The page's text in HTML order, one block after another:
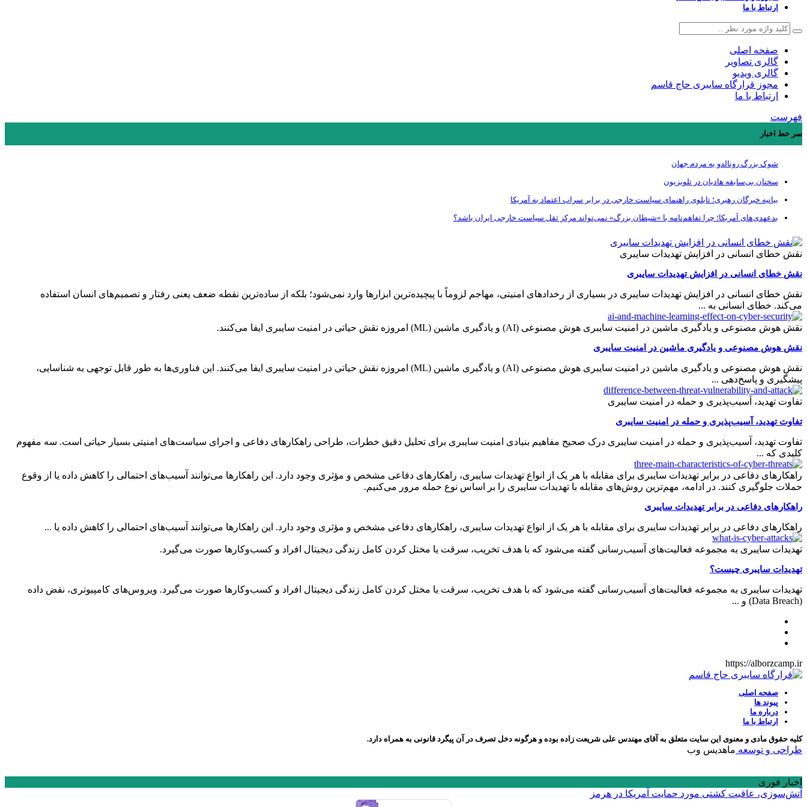
ارتباط با ما
صفحه اصلی
گالری تصاویر
گالری ویدیو
مجوز قرارگاه سایبری حاج قاسم
ارتباط با ما
فهرست
سر خط اخبار
شوک بزرگ رونالدو به مردم جهان
سخنان بی‌سابقه هادیان در تلویزیون
بیانیه خبرگان رهبری؛ تابلوی راهنمای سیاست خارجی در برابر سراب اعتماد به آمریکا
بدعهدی‌های آمریکا؛ چرا تفاهم‌نامه با «شیطان بزرگ» نمی‌تواند مرکز ثقل سیاست خارجی ایران باشد؟
نقش خطای انسانی در افزایش تهدیدات سایبری
نقش خطای انسانی در افزایش تهدیدات سایبری
نقش خطای انسانی در افزایش تهدیدات سایبری در بسیاری از رخدادهای امنیتی، مهاجم لزوماً با پیچیده‌ترین ابزارها وارد نمی‌شود؛ بلکه از ساده‌ترین نقطه ضعف یعنی رفتار و تصمیم‌های انسان استفاده
می‌کند. خطای انسانی به ...
نقش هوش مصنوعی و یادگیری ماشین در امنیت سایبری هوش مصنوعی (AI) و یادگیری ماشین (ML) امروزه نقش حیاتی در امنیت سایبری ایفا می‌کنند.
نقش هوش مصنوعی و یادگیری ماشین در امنیت سایبری
نقش هوش مصنوعی و یادگیری ماشین در امنیت سایبری هوش مصنوعی (AI) و یادگیری ماشین (ML) امروزه نقش حیاتی در امنیت سایبری ایفا می‌کنند. این فناوری‌ها به طور قابل توجهی به شناسایی،
پیشگیری و پاسخ‌دهی ...
تفاوت تهدید، آسیب‌پذیری و حمله در امنیت سایبری
تفاوت تهدید، آسیب‌پذیری و حمله در امنیت سایبری
تفاوت تهدید، آسیب‌پذیری و حمله در امنیت سایبری درک صحیح مفاهیم بنیادی امنیت سایبری برای تحلیل دقیق خطرات، طراحی راهکارهای دفاعی و اجرای سیاست‌های امنیتی بسیار حیاتی است. سه مفهوم
کلیدی که ...
راهکارهای دفاعی در برابر تهدیدات سایبری برای مقابله با هر یک از انواع تهدیدات سایبری، راهکارهای دفاعی مشخص و مؤثری وجود دارد. این راهکارها می‌توانند آسیب‌های احتمالی را کاهش داده یا از وقوع
حملات جلوگیری کنند. در ادامه، مهم‌ترین روش‌های مقابله با تهدیدات سایبری را بر اساس نوع حمله مرور می‌کنیم.
راهکارهای دفاعی در برابر تهدیدات سایبری
راهکارهای دفاعی در برابر تهدیدات سایبری برای مقابله با هر یک از انواع تهدیدات سایبری، راهکارهای دفاعی مشخص و مؤثری وجود دارد. این راهکارها می‌توانند آسیب‌های احتمالی را کاهش داده یا ...
تهدیدات سایبری به مجموعه فعالیت‌های آسیب‌رسانی گفته می‌شود که با هدف تخریب، سرقت یا مختل کردن کامل زندگی دیجیتال افراد و کسب‌وکارها صورت می‌گیرد.
تهدیدات سایبری چیست؟
تهدیدات سایبری به مجموعه فعالیت‌های آسیب‌رسانی گفته می‌شود که با هدف تخریب، سرقت یا مختل کردن کامل زندگی دیجیتال افراد و کسب‌وکارها صورت می‌گیرد. ویروس‌های کامپیوتری، نقض داده
(Data Breach) و ...
https://alborzcamp.ir
صفحه اصلی
پیوند ها
درباره ما
ارتباط با ما
کلیه حقوق مادی و معنوی این سایت متعلق به آقای مهندس علی شریعت زاده بوده و هرگونه دخل تصرف در آن پیگرد قانونی به همراه دارد.
طراحی و توسعه ماهدیس وب
اخبار فوری
آتش‌سوزی، عاقبت کشتی مورد حمایت آمریکا در هرمز